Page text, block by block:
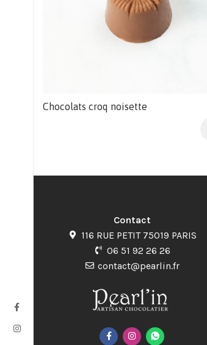
Chocolats croq noisette
Contact
116 RUE PETIT 75019 PARIS
06 51 92 26 26
contact@pearlin.fr